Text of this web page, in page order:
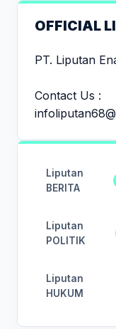
OFFICIAL
PT. Liputan
Contact Us :
Liputan
BERITA
Liputan
POLITIK
Liputan
HUKUM